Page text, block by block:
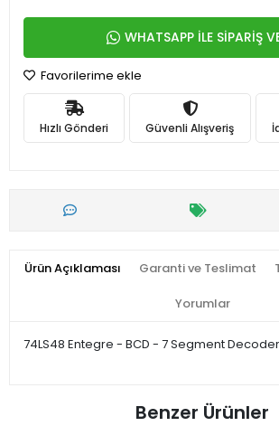
WHATSAPP İLE SİPARİŞ
Favorilerime ekle
Hızlı Gönderi Güvenli Alışveriş
Ürün Açıklaması Garanti ve Teslimat
Yorumlar
74LS48 Entegre - BCD - 7 Segment
Benzer Ürünler